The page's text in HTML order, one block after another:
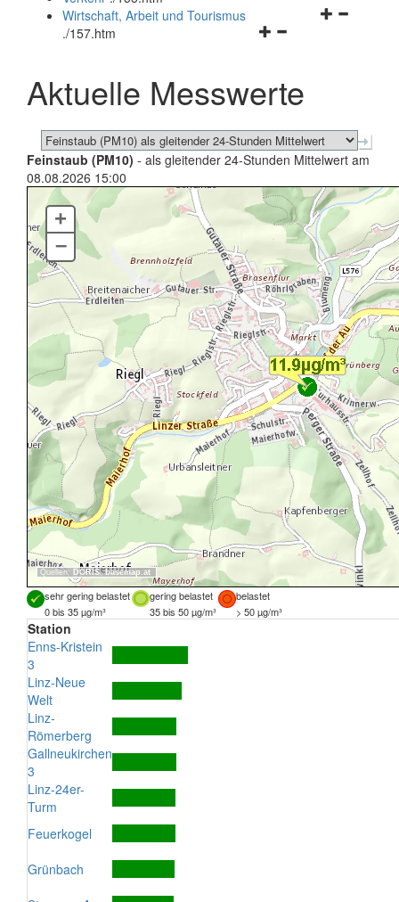
schließen
Navigationsmenü
schließen
Wirtschaft, Arbeit und Tourismus
./157.htm
Aktuelle Messwerte
Feinstaub (PM10) - als gleitender 24-Stunden Mittelwert am
08.08.2026 15:00
Quellen: DORIS,basemap.at
+
–
sehr gering belastet gering belastet
belastet
0 bis 35 µg/m³
35 bis 50 µg/m³ > 50 µg/m³
Station
Enns-Kristein
3
Linz-Neue
Welt
Linz-
Römerberg
Gallneukirchen
3
Linz-24er-
Turm
Feuerkogel
Grünbach